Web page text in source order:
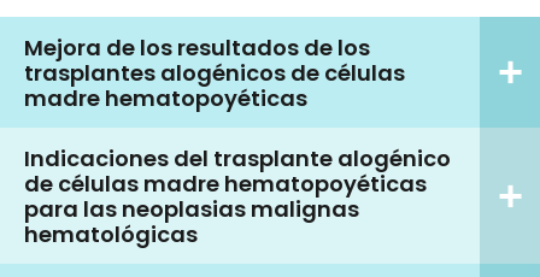
Mejora de los resultados de los
trasplantes alogénicos de células
madre hematopoyéticas
Indicaciones del trasplante alogénico
de células madre hematopoyéticas
para las neoplasias malignas
hematológicas